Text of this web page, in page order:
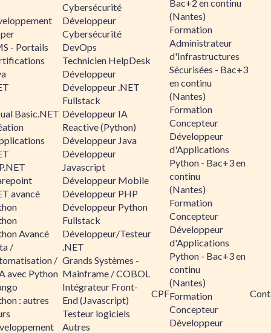
- Portails
Basic.NET
avancé
Avancé
/
/
avec Python
: autres
Cybersécurité
Développeur
Cybersécurité
DevOps
Technicien HelpDesk
Développeur
Développeur .NET
Fullstack
Développeur IA
Reactive (Python)
Développeur Java
Développeur
Javascript
Développeur Mobile
Développeur PHP
Développeur Python
Fullstack
Développeur/Testeur
.NET
Grands Systèmes -
Mainframe / COBOL
Intégrateur Front-
End (Javascript)
Testeur logiciels
Autres
CPF
Bac+2 en continu
(Nantes)
Formation
Administrateur
d'Infrastructures
Sécurisées - Bac+3
en continu
(Nantes)
Formation
Concepteur
Développeur
d'Applications
Python - Bac+3 en
continu
(Nantes)
Formation
Concepteur
Développeur
d'Applications
Python - Bac+3 en
continu
(Nantes)
Formation
Concepteur
Développeur